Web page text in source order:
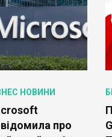
НОВИНИ
про